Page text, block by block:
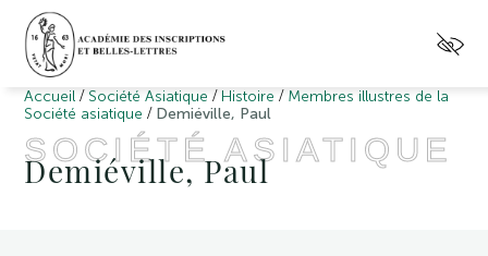
Accueil / Société Asiatique / Histoire / Membres illustres de la
Société asiatique / Demiéville, Paul
SOCIÉTÉ ASIATIQUE
Demiéville, Paul